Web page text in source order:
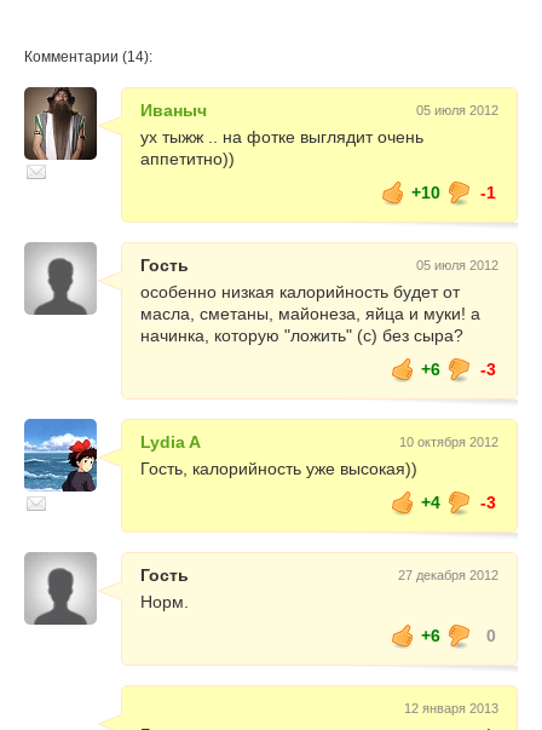
Комментарии (14):
Иваныч 05 июля 2012
ух тыжж .. на фотке выглядит очень
аппетитно))
+10
-1
Гость 05 июля 2012
особенно низкая калорийность будет от
масла, сметаны, майонеза, яйца и муки! а
начинка, которую "ложить" (с) без сыра?
+6
-3
Lydia A 10 октября 2012
Гость, калорийность уже высокая))
+4
-3
Гость 27 декабря 2012
Норм.
+6
0
12 января 2013